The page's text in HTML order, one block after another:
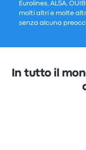
Eurolines, ALSA,
molti altri e molte
senza alcuna
In tutto il